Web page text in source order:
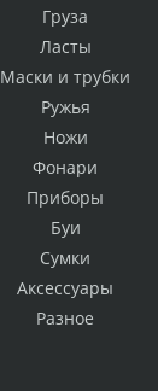
Груза
Ласты
Маски и трубки
Ружья
Ножи
Фонари
Приборы
Буи
Сумки
Аксессуары
Разное